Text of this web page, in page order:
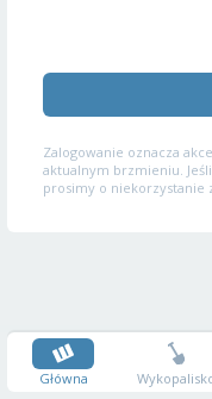
Zalogowanie oznacza
aktualnym brzmieniu.
prosimy o niekorzystanie
Główna